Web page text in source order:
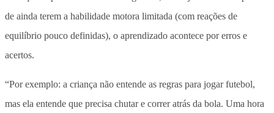
de ainda terem a habilidade motora limitada (com reações de
equilíbrio pouco definidas), o aprendizado acontece por erros e
acertos.
“Por exemplo: a criança não entende as regras para jogar futebol,
mas ela entende que precisa chutar e correr atrás da bola. Uma hora